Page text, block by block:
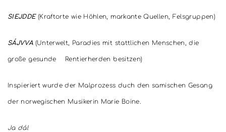
SIEJDDE(Kraftorte wie Höhlen, markante Quellen, Felsgruppen)
SÁJVVA(Unterwelt, Paradies mit stattlichen Menschen, die
große gesunde Rentierherden besitzen)
Inspieriert wurde der Malprozess duch den samischen Gesang
der norwegischen Musikerin Marie Boine.
Ja dál